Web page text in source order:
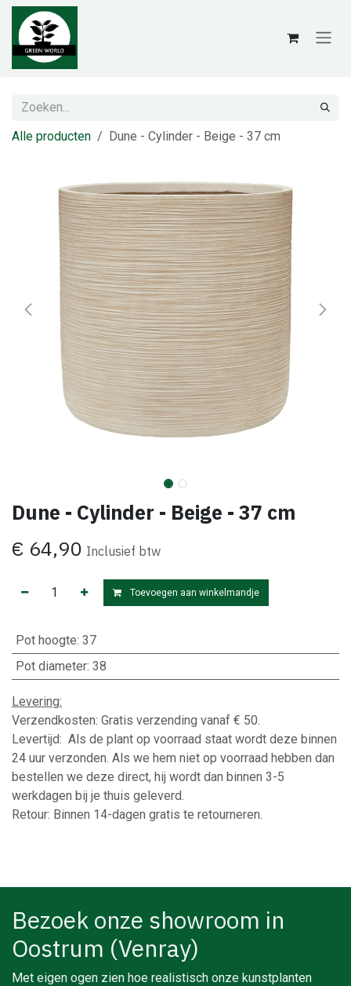
Overslaan naar inhoud
Alle producten Dune - Cylinder - Beige - 37 cm
Dune - Cylinder - Beige - 37 cm
€ 64,90 Inclusief btw
Toevoegen aan winkelmandje
Pot hoogte: 37
Pot diameter: 38
Levering:
Verzendkosten: Gratis verzending vanaf € 50.
Levertijd: Als de plant op voorraad staat wordt deze binnen
24 uur verzonden. Als we hem niet op voorraad hebben dan
bestellen we deze direct, hij wordt dan binnen 3-5
werkdagen bij je thuis geleverd.
Retour: Binnen 14-dagen gratis te retourneren.
Bezoek onze showroom in
Oostrum (Venray)
Met eigen ogen zien hoe realistisch onze kunstplanten